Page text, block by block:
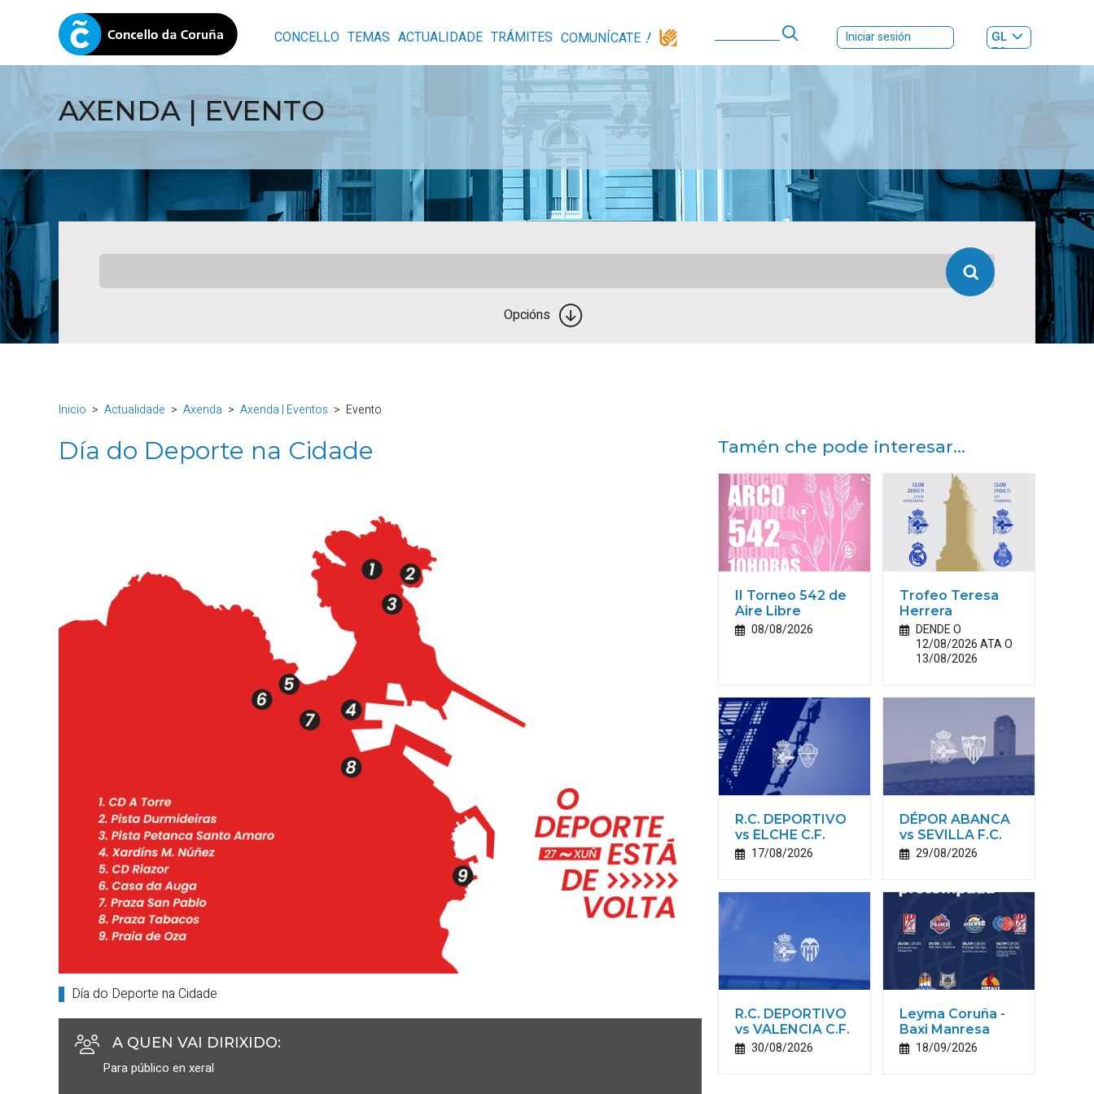
CONCELLO TEMAS ACTUALIDADE TRÁMITES COMUNÍCATE Iniciar sesión
GL
ES|
AXENDA | EVENTO
Opcións
Inicio Actualidade Axenda Axenda | Eventos Evento
Día do Deporte na Cidade
Día do Deporte na Cidade
A QUEN VAI DIRIXIDO:
Para público en xeral
Tamén che pode interesar...
II Torneo 542 de
Aire Libre
08/08/2026
Trofeo Teresa
Herrera
DENDE O
12/08/2026 ATA O
13/08/2026
R.C. DEPORTIVO
vs ELCHE C.F.
17/08/2026
DÉPOR ABANCA
vs SEVILLA F.C.
29/08/2026
R.C. DEPORTIVO
vs VALENCIA C.F.
30/08/2026
Leyma Coruña -
Baxi Manresa
18/09/2026